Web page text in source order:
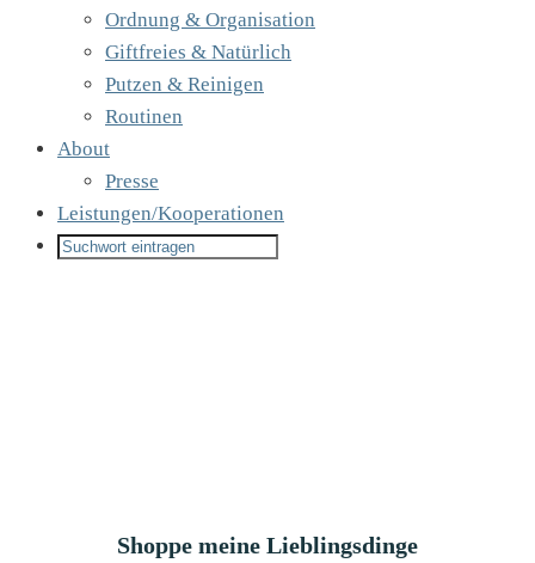
Ordnung & Organisation
Giftfreies & Natürlich
Putzen & Reinigen
Routinen
About
Presse
Leistungen/Kooperationen
Shoppe meine Lieblingsdinge